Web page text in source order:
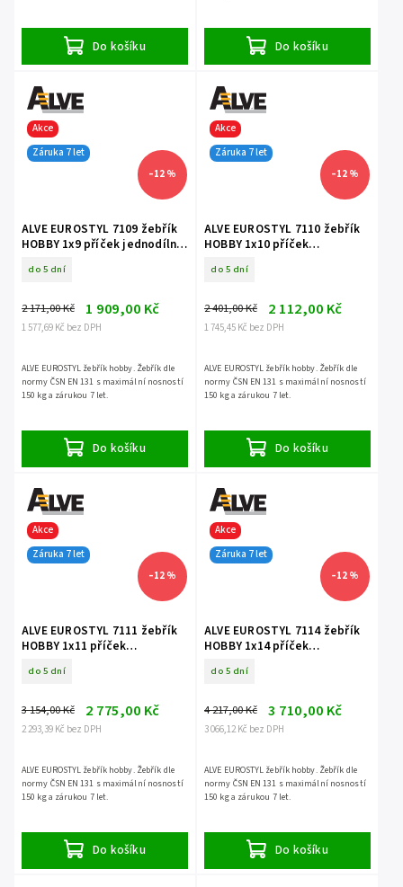
Do košíku Do košíku
Akce
Záruka 7 let
–12 %
ALVE EUROSTYL 7109 žebřík
HOBBY 1x9 příček jednodílný
do 5 dní
1 577,69 Kč bez DPH
2 171,00 Kč 1 909,00 Kč
Do košíku
ALVE EUROSTYL žebřík hobby. Žebřík dle
normy ČSN EN 131 s maximální nosností
150 kg a zárukou 7 let.
Akce
Záruka 7 let
–12 %
ALVE EUROSTYL 7110 žebřík
HOBBY 1x10 příček
do 5 dní
1 745,45 Kč bez DPH
2 401,00 Kč 2 112,00 Kč
Do košíku
ALVE EUROSTYL žebřík hobby. Žebřík dle
normy ČSN EN 131 s maximální nosností
150 kg a zárukou 7 let.
Akce
Záruka 7 let
–12 %
ALVE EUROSTYL 7111 žebřík
HOBBY 1x11 příček
do 5 dní
2 293,39 Kč bez DPH
3 154,00 Kč 2 775,00 Kč
Do košíku
ALVE EUROSTYL žebřík hobby. Žebřík dle
normy ČSN EN 131 s maximální nosností
150 kg a zárukou 7 let.
Akce
Záruka 7 let
–12 %
ALVE EUROSTYL 7114 žebřík
HOBBY 1x14 příček
do 5 dní
3 066,12 Kč bez DPH
4 217,00 Kč 3 710,00 Kč
Do košíku
ALVE EUROSTYL žebřík hobby. Žebřík dle
normy ČSN EN 131 s maximální nosností
150 kg a zárukou 7 let.